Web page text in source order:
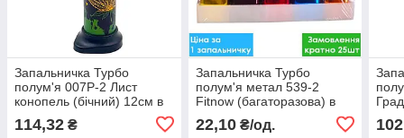
Запальничка Турбо
полум'я 007P-2 Лист
конопель (бічний) 12см в
асорт., Турбозапальничка
з боковою подачею вогню
114,32 ₴
Запальничка Турбо
полум'я метал 539-2
Fitnow (багаторазова) в
турбозапальничка
22,10₴/од. 102